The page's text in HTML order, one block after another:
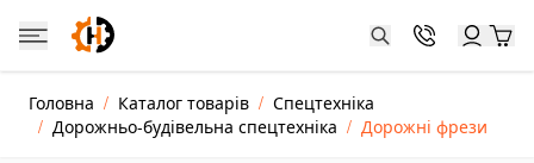
Skip to Content
Каталог товарів
Головна / Каталог товарів / Спецтехніка
/ Дорожньо-будівельна спецтехніка / Дорожні фрези